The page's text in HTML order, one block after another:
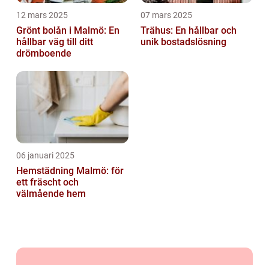
12 mars 2025
Grönt bolån i Malmö: En
hållbar väg till ditt
drömboende
07 mars 2025
Trähus: En hållbar och
unik bostadslösning
06 januari 2025
Hemstädning Malmö: för
ett fräscht och
välmående hem